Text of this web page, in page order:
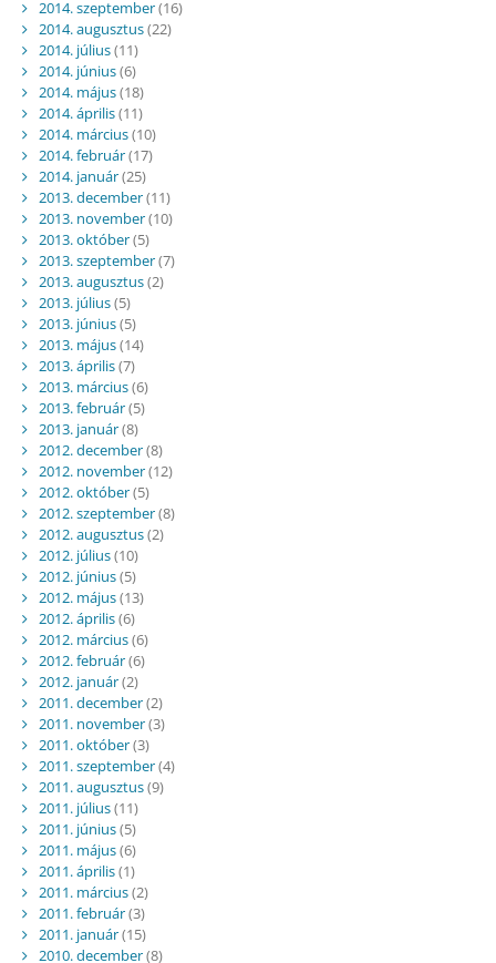
2014. szeptember(16)
2014. augusztus(22)
2014. július(11)
2014. június(6)
2014. május(18)
2014. április(11)
2014. március(10)
2014. február(17)
2014. január(25)
2013. december(11)
2013. november(10)
2013. október(5)
2013. szeptember(7)
2013. augusztus(2)
2013. július(5)
2013. június(5)
2013. május(14)
2013. április(7)
2013. március(6)
2013. február(5)
2013. január(8)
2012. december(8)
2012. november(12)
2012. október(5)
2012. szeptember(8)
2012. augusztus(2)
2012. július(10)
2012. június(5)
2012. május(13)
2012. április(6)
2012. március(6)
2012. február(6)
2012. január(2)
2011. december(2)
2011. november(3)
2011. október(3)
2011. szeptember(4)
2011. augusztus(9)
2011. július(11)
2011. június(5)
2011. május(6)
2011. április(1)
2011. március(2)
2011. február(3)
2011. január(15)
2010. december(8)